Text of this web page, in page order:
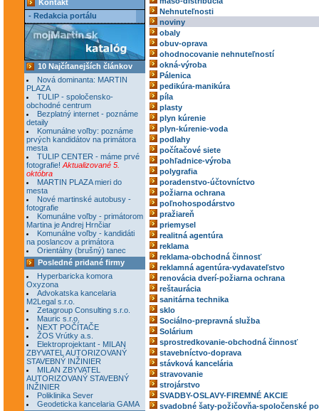
Kontakt
- Redakcia portálu
10 Najčítanejších článkov
Nová dominanta: MARTIN
PLAZA
TULIP - spoločensko-
obchodné centrum
Bezplatný internet - poznáme
detaily
Komunálne voľby: poznáme
prvých kandidátov na primátora
mesta
TULIP CENTER - máme prvé
fotografie! Aktualizované 5.
októbra
MARTIN PLAZA mieri do
mesta
Nové martinské autobusy -
fotografie
Komunálne voľby - primátorom
Martina je Andrej Hrnčiar
Komunálne voľby - kandidáti
na poslancov a primátora
Orientálny (brušný) tanec
Posledné pridané firmy
Hyperbaricka komora
Oxyzona
Advokatska kancelaria
M2Legal s.r.o.
Zetagroup Consulting s.r.o.
Mauric s.r.o.
NEXT POČÍTAČE
ŽOS Vrútky a.s.
Elektroprojektant - MILAN
ZBYVATEL AUTORIZOVANÝ
STAVEBNÝ INŽINIER
MILAN ZBYVATEL
AUTORIZOVANÝ STAVEBNÝ
INŽINIER
Poliklinika Sever
Geodeticka kancelaria GAMA
Nehnuteľnosti
noviny
obaly
obuv-oprava
ohodnocovanie nehnuteľností
okná-výroba
Pálenica
pedikúra-manikúra
píla
plasty
plyn kúrenie
plyn-kúrenie-voda
podlahy
počítačové siete
pohľadnice-výroba
polygrafia
poradenstvo-účtovníctvo
požiarna ochrana
poľnohospodárstvo
pražiareň
priemysel
realitná agentúra
reklama
reklama-obchodná činnosť
reklamná agentúra-vydavateľstvo
renovácia dverí-požiarna ochrana
reštaurácia
sanitárna technika
sklo
Sociálno-prepravná služba
Solárium
sprostredkovanie-obchodná činnosť
stavebníctvo-doprava
stávková kancelária
stravovanie
strojárstvo
SVADBY-OSLAVY-FIREMNÉ AKCIE
svadobné šaty-požičovňa-spoločenské